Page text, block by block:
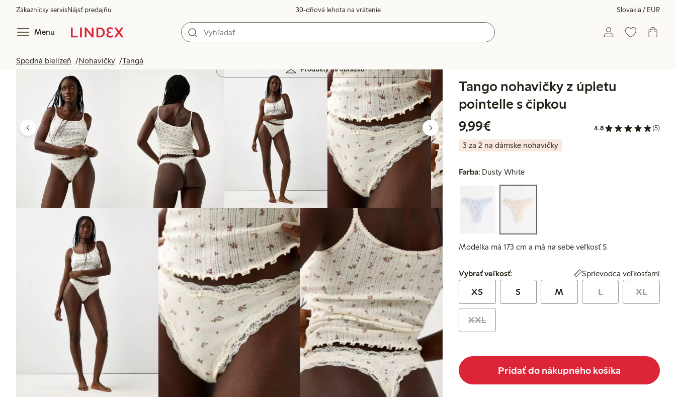
Zákaznícky servisNájsť predajňu 30-dňová lehota na vrátenie Slovakia / EUR
Menu
Spodná bielizeň Nohavičky Tangá
Produkty na obrázku
Tango nohavičky z úpletu
pointelle s čipkou
9,99€
4.8 (5)
3 za 2 na dámske nohavičky
Farba: Dusty White
Modelka má 173 cm a má na sebe veľkosť S
Vybrať veľkosť:
Vybrať veľkosť: Sprievodca veľkosťami
XS S M L XL
XXL
Pridať do nákupného košíka